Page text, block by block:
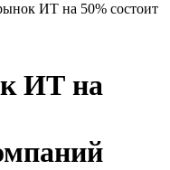
ИТ на 50% состоит
ИТ на